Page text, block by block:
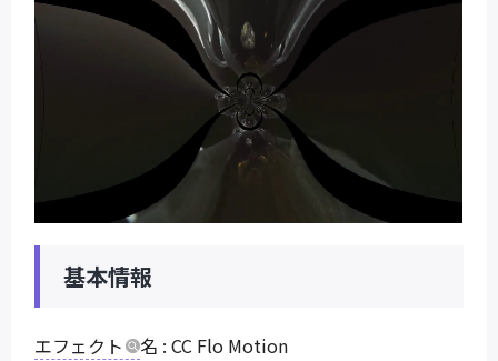
基本情報
エフェクト
名 : CC Flo Motion